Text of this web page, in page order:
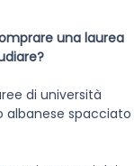
una laurea
di università
albanese spacciato